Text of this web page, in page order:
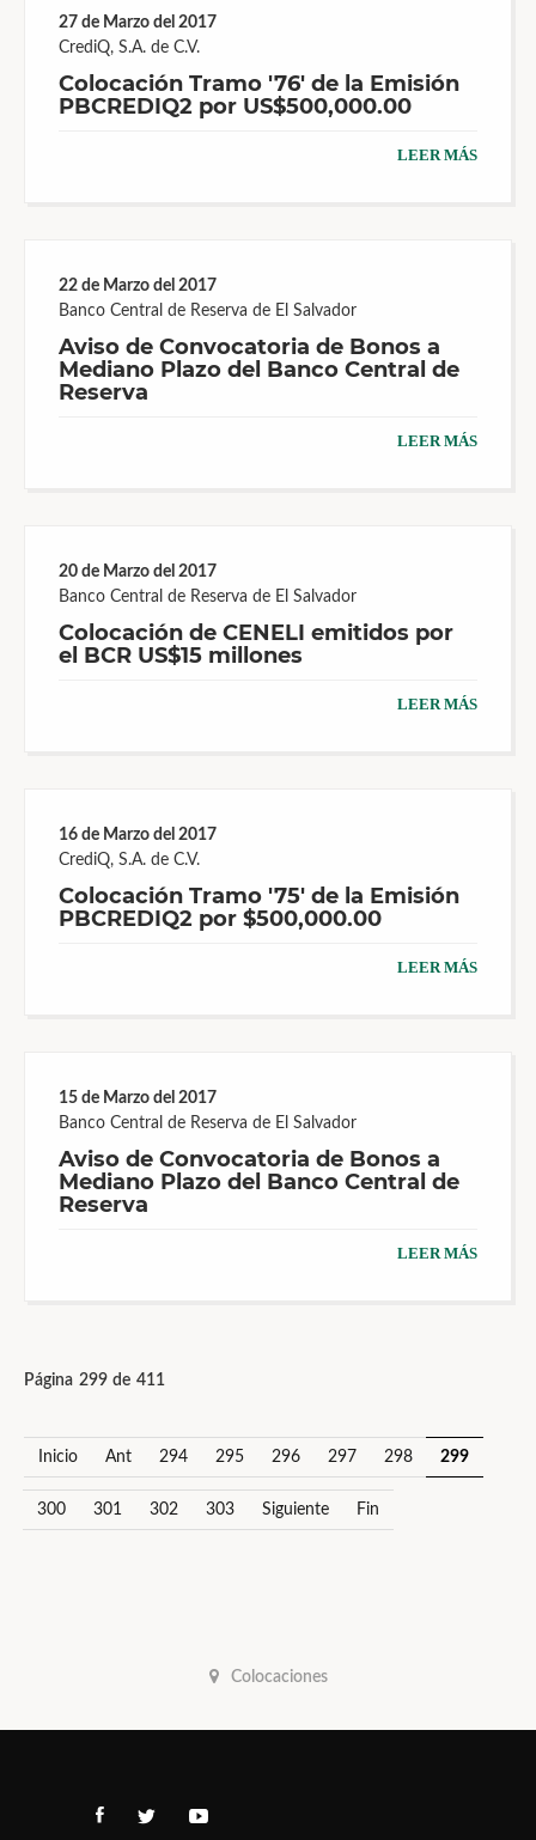
27 de Marzo del 2017
CrediQ, S.A. de C.V.
Colocación Tramo '76' de la Emisión
PBCREDIQ2 por US$500,000.00
LEER MÁS
22 de Marzo del 2017
Banco Central de Reserva de El Salvador
Aviso de Convocatoria de Bonos a
Mediano Plazo del Banco Central de
Reserva
LEER MÁS
20 de Marzo del 2017
Banco Central de Reserva de El Salvador
Colocación de CENELI emitidos por
el BCR US$15 millones
LEER MÁS
16 de Marzo del 2017
CrediQ, S.A. de C.V.
Colocación Tramo '75' de la Emisión
PBCREDIQ2 por $500,000.00
LEER MÁS
15 de Marzo del 2017
Banco Central de Reserva de El Salvador
Aviso de Convocatoria de Bonos a
Mediano Plazo del Banco Central de
Reserva
LEER MÁS
Página 299 de 411
Inicio Ant 294 295 296 297 298 299
300 301 302 303 Siguiente Fin
Colocaciones